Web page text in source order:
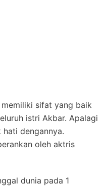
sifat yang baik
istri Akbar. Apalagi
dengannya.
oleh aktris
dunia pada 1